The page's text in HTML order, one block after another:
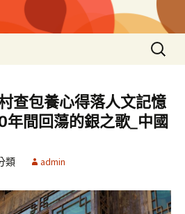
搜
尋
鍵
字:
查包養心得落人文記憶
間回蕩的銀之歌_中國
類 admin